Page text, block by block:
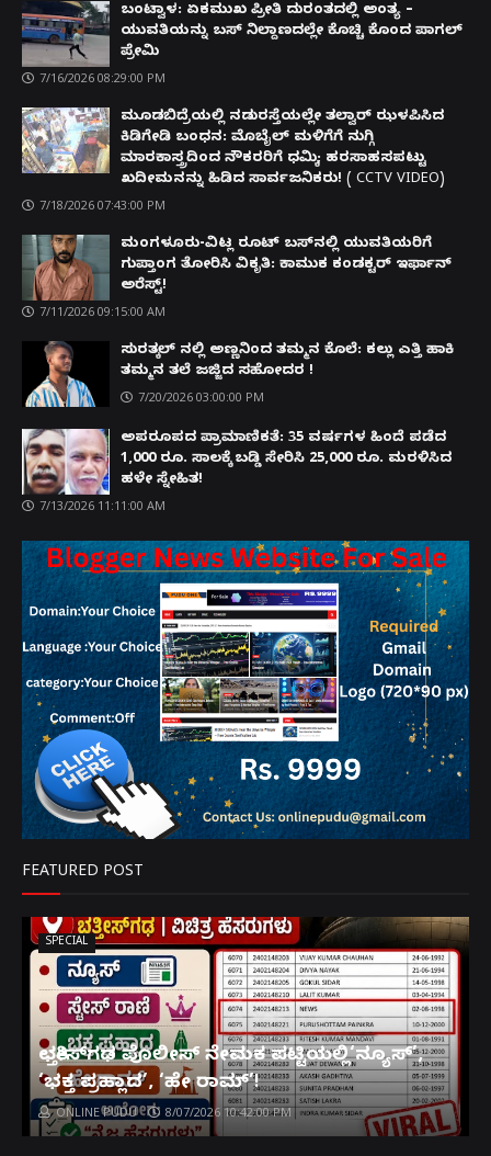
ಬಂಟ್ವಾಳ: ಏಕಮುಖ ಪ್ರೀತಿ ದುರಂತದಲ್ಲಿ ಅಂತ್ಯ –
ಯುವತಿಯನ್ನು ಬಸ್ ನಿಲ್ದಾಣದಲ್ಲೇ ಕೊಚ್ಚಿ ಕೊಂದ ಪಾಗಲ್
ಪ್ರೇಮಿ
7/16/2026 08:29:00 PM
ಮೂಡಬಿದ್ರೆಯಲ್ಲಿ ನಡುರಸ್ತೆಯಲ್ಲೇ ತಲ್ವಾರ್ ಝಳಪಿಸಿದ
ಕಿಡಿಗೇಡಿ ಬಂಧನ: ಮೊಬೈಲ್ ಮಳಿಗೆಗೆ ನುಗ್ಗಿ
ಮಾರಕಾಸ್ತ್ರದಿಂದ ನೌಕರರಿಗೆ ಧಮ್ಕಿ; ಹರಸಾಹಸಪಟ್ಟು
ಖದೀಮನನ್ನು ಹಿಡಿದ ಸಾರ್ವಜನಿಕರು! ( CCTV VIDEO)
7/18/2026 07:43:00 PM
ಮಂಗಳೂರು-ವಿಟ್ಲ ರೂಟ್ ಬಸ್‌ನಲ್ಲಿ ಯುವತಿಯರಿಗೆ
ಗುಪ್ತಾಂಗ ತೋರಿಸಿ ವಿಕೃತಿ: ಕಾಮುಕ ಕಂಡಕ್ಟರ್ ಇರ್ಫಾನ್
ಅರೆಸ್ಟ್!
7/11/2026 09:15:00 AM
ಸುರತ್ಕಲ್ ನಲ್ಲಿ ಅಣ್ಣನಿಂದ ತಮ್ಮನ ಕೊಲೆ: ಕಲ್ಲು ಎತ್ತಿ ಹಾಕಿ
ತಮ್ಮನ ತಲೆ ಜಜ್ಜಿದ ಸಹೋದರ !
7/20/2026 03:00:00 PM
ಅಪರೂಪದ ಪ್ರಾಮಾಣಿಕತೆ: 35 ವರ್ಷಗಳ ಹಿಂದೆ ಪಡೆದ
1,000 ರೂ. ಸಾಲಕ್ಕೆ ಬಡ್ಡಿ ಸೇರಿಸಿ 25,000 ರೂ. ಮರಳಿಸಿದ
ಹಳೇ ಸ್ನೇಹಿತ!
7/13/2026 11:11:00 AM
FEATURED POST
SPECIAL
ಛತ್ತೀಸ್‌ಗಢ ಪೊಲೀಸ್ ನೇಮಕ ಪಟ್ಟಿಯಲ್ಲಿ‘ನ್ಯೂಸ್’,
‘ಭಕ್ತ ಪ್ರಹ್ಲಾದ’, ‘ಹೇ ರಾಮ್’!
ONLINE PUDU 8/07/2026 10:42:00 PM